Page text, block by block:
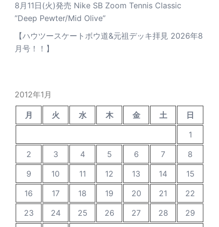
8月11日(火)発売 Nike SB Zoom Tennis Classic
”Deep Pewter/Mid Olive”
【ハウツースケートボウ道&元祖デッキ拝見 2026年8
月号！！】
2012年1月
月 火 水 木 金 土
日
1
2
3 4 5 6 7
8
9
10 11 12 13 14
15
16
17 18 19 20 21
22
23
24 25 26 27 28
29